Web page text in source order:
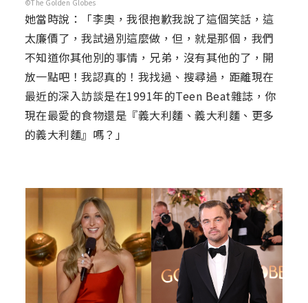
©The Golden Globes
她當時說：「李奧，我很抱歉我說了這個笑話，這
太廉價了，我試過別這麼做，但，就是那個，我們
不知道你其他別的事情，兄弟，沒有其他的了，開
放一點吧！我認真的！我找過、搜尋過，距離現在
最近的深入訪談是在1991年的Teen Beat雜誌，你
現在最愛的食物還是『義大利麵、義大利麵、更多
的義大利麵』嗎？」